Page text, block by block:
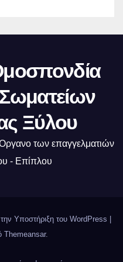
Ξύλου
των επαγγελματιών
- Επίπλου
Υποστήριξη του WordPress
Themeansar.